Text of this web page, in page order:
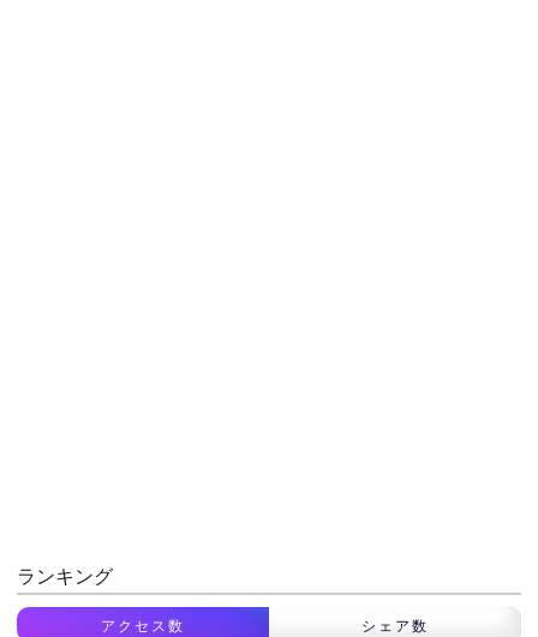
ランキング
アクセス数 シェア数